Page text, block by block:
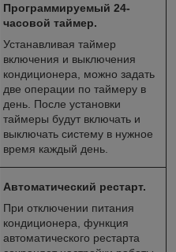
Программируемый 24-
часовой таймер.
Устанавливая таймер
включения и выключения
кондиционера, можно задать
две операции по таймеру в
день. После установки
таймеры будут включать и
выключать систему в нужное
время каждый день.
Автоматический рестарт.
При отключении питания
кондиционера, функция
автоматического рестарта